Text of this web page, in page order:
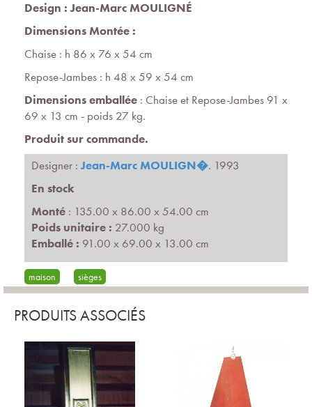
Design : Jean-Marc MOULIGNÉ
Dimensions Montée :
Chaise : h 86 x 76 x 54 cm
Repose-Jambes : h 48 x 59 x 54 cm
Dimensions emballée : Chaise et Repose-Jambes 91 x
69 x 13 cm - poids 27 kg.
Produit sur commande.
Designer :Jean-Marc MOULIGN�. 1993
En stock
Monté : 135.00 x 86.00 x 54.00 cm
Poids unitaire : 27.000 kg
Emballé : 91.00 x 69.00 x 13.00 cm
maison sièges
PRODUITS ASSOCIÉS